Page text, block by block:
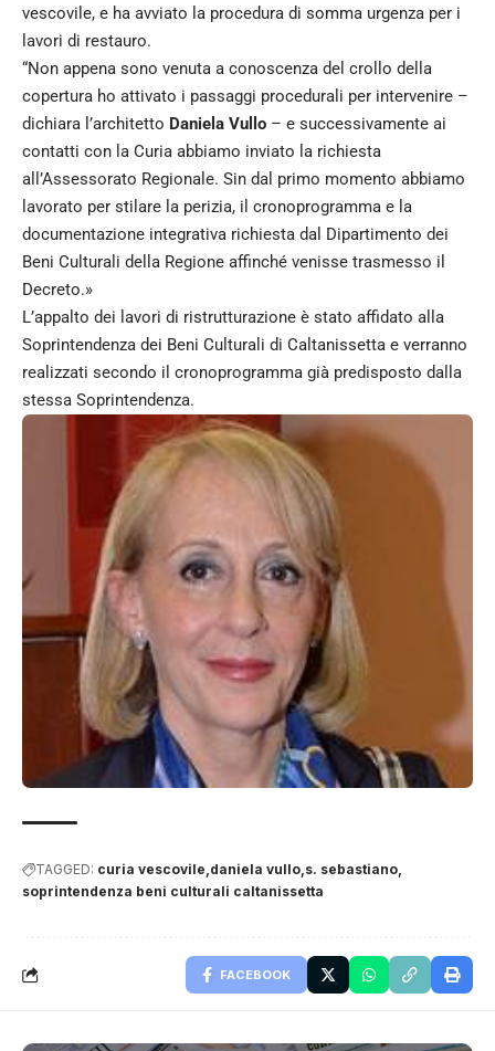
vescovile, e ha avviato la procedura di somma urgenza per i
lavori di restauro.
“Non appena sono venuta a conoscenza del crollo della
copertura ho attivato i passaggi procedurali per intervenire –
dichiara l’architetto Daniela Vullo – e successivamente ai
contatti con la Curia abbiamo inviato la richiesta
all’Assessorato Regionale. Sin dal primo momento abbiamo
lavorato per stilare la perizia, il cronoprogramma e la
documentazione integrativa richiesta dal Dipartimento dei
Beni Culturali della Regione affinché venisse trasmesso il
Decreto.»
L’appalto dei lavori di ristrutturazione è stato affidato alla
Soprintendenza dei Beni Culturali di Caltanissetta e verranno
realizzati secondo il cronoprogramma già predisposto dalla
stessa Soprintendenza.
TAGGED: curia vescovile daniela vullo s. sebastiano
soprintendenza beni culturali caltanissetta
FACEBOOK